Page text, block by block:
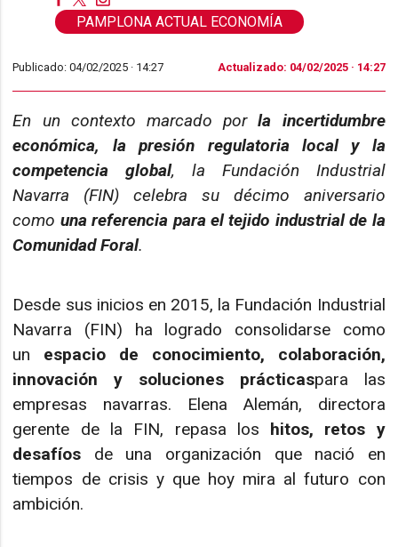
PAMPLONA ACTUAL ECONOMÍA
Publicado: 04/02/2025 · 14:27 Actualizado: 04/02/2025 · 14:27
En un contexto marcado porla incertidumbre
económica, la presión regulatoria local y la
competencia global, la Fundación Industrial
Navarra (FIN) celebra su décimo aniversario
como una referencia para el tejido industrial de la
Comunidad Foral.
Desde sus inicios en 2015, la Fundación Industrial
Navarra (FIN) ha logrado consolidarse como
un espacio de conocimiento, colaboración,
innovación y soluciones prácticaspara las
empresas navarras. Elena Alemán, directora
gerente de la FIN, repasa los hitos, retos y
desafíos de una organización que nació en
tiempos de crisis y que hoy mira al futuro con
ambición.